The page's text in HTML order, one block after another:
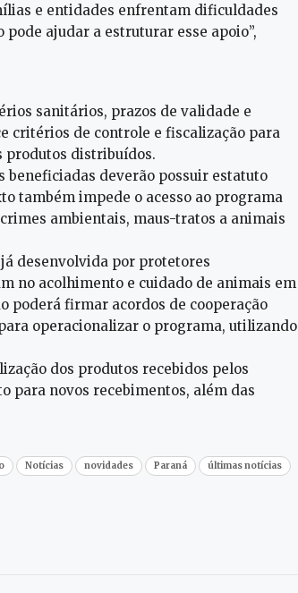
e entidades enfrentam dificuldades
ajudar a estruturar esse apoio”,
sanitários, prazos de validade e
critérios de controle e fiscalização para
produtos distribuídos.
beneficiadas deverão possuir estatuto
também impede o acesso ao programa
ambientais, maus-tratos a animais
desenvolvida por protetores
no acolhimento e cuidado de animais em
poderá firmar acordos de cooperação
operacionalizar o programa, utilizando
dos produtos recebidos pelos
para novos recebimentos, além das
Notícias novidades Paraná últimas notícias